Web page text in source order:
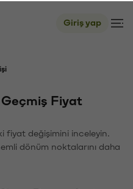
Giriş yap
Fiyat
fiyat değişimini inceleyin.
dönüm noktalarını daha